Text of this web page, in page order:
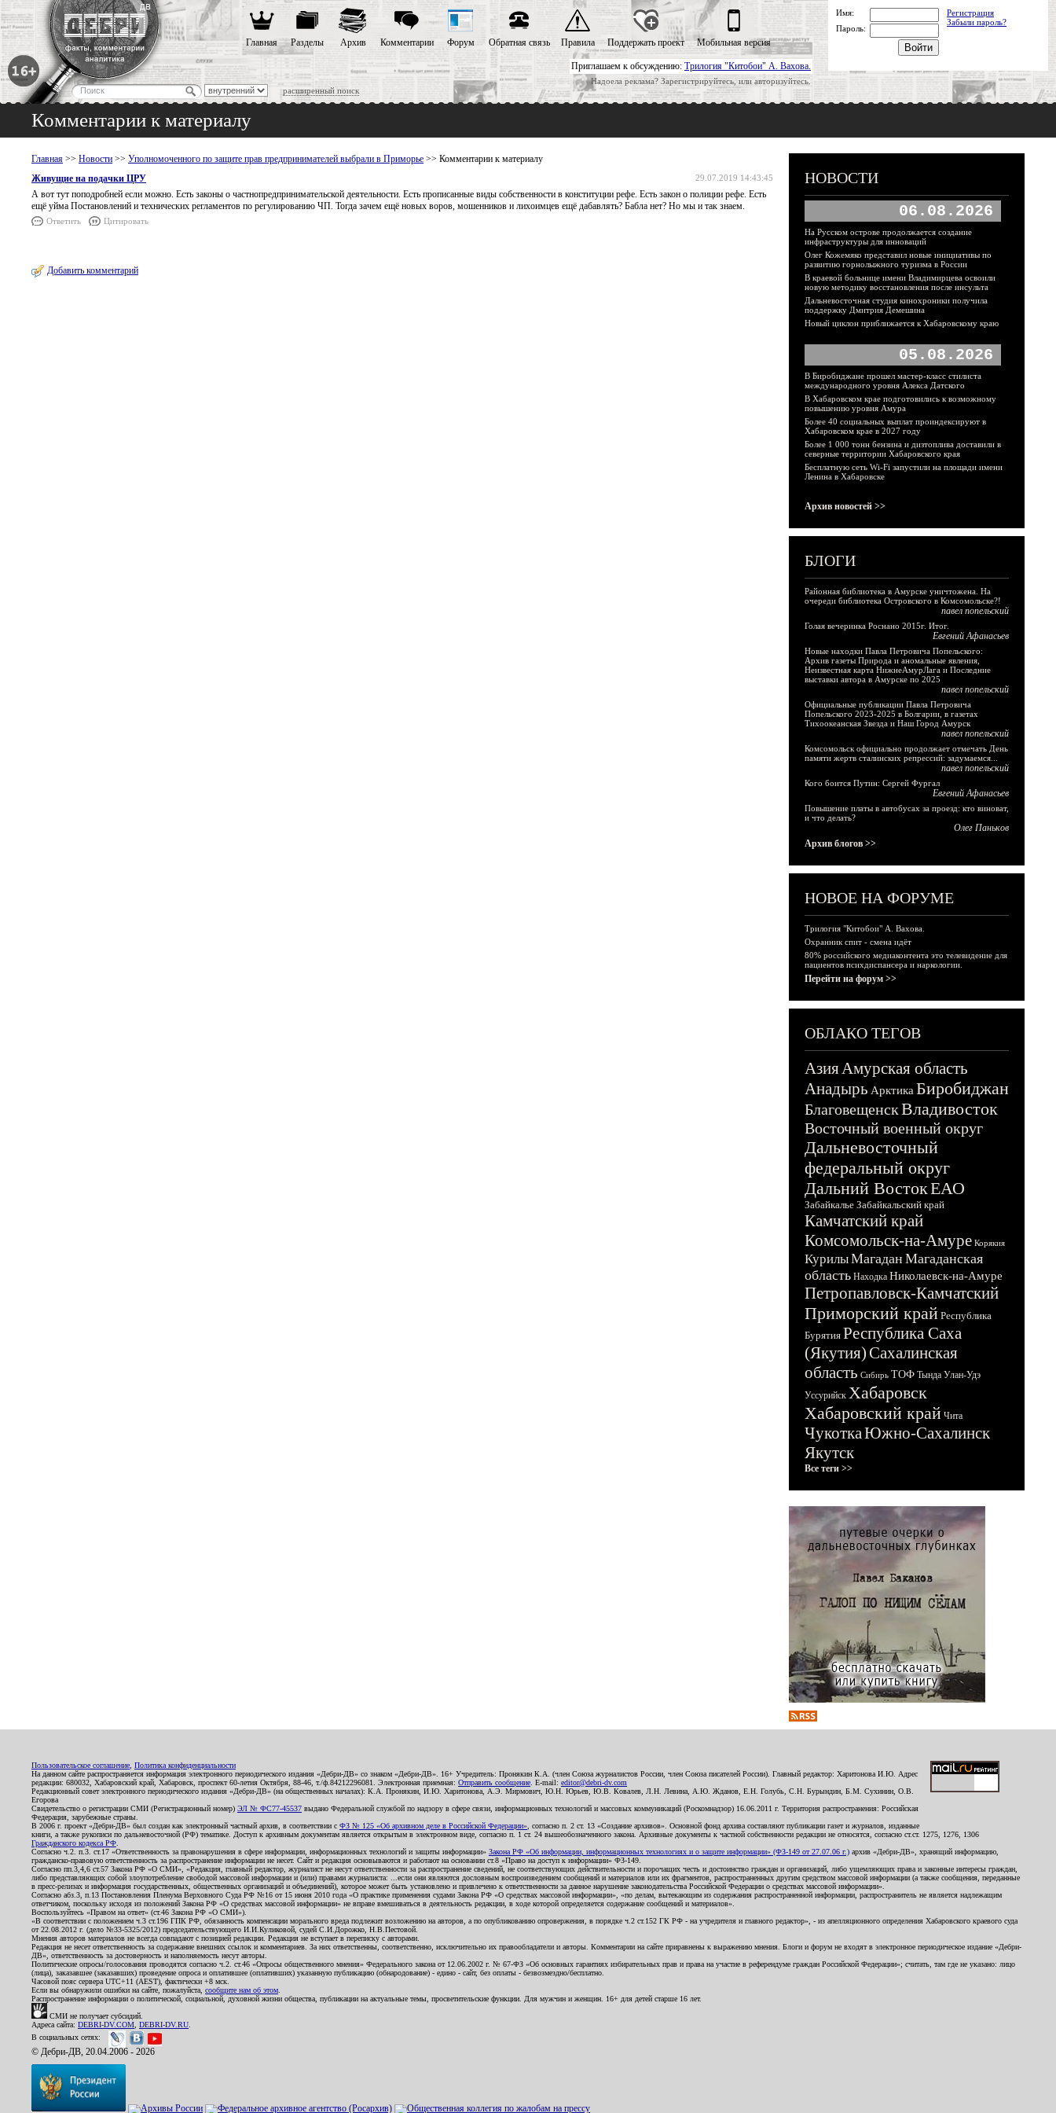
Приглашаем к обсуждению: Трилогия "Китобои" А. Вахова.
Надоела реклама? Зарегистрируйтесь, или авторизуйтесь.
расширенный поиск
Главная Разделы Архив Комментарии Форум Обратная связь Правила Поддержать проект Мобильная версия
Имя:
Регистрация
Забыли пароль?
Пароль:
Комментарии к материалу
Главная >> Новости >> Уполномоченного по защите прав предпринимателей выбрали в Приморье >> Комментарии к материалу
29.07.2019 14:43:45
Живущие на подачки ЦРУ
А вот тут поподробней если можно. Есть законы о частнопредпринимательской деятельности. Есть прописанные виды собственности в конституции рефе. Есть закон о полиции рефе. Есть
ещё уйма Постановлений и технических регламентов по регулированию ЧП. Тогда зачем ещё новых воров, мошенников и лихоимцев ещё дабавлять? Бабла нет? Но мы и так знаем.
Ответить Цитировать
Добавить комментарий
НОВОСТИ
06.08.2026
На Русском острове продолжается создание
инфраструктуры для инноваций
Олег Кожемяко представил новые инициативы по
развитию горнолыжного туризма в России
В краевой больнице имени Владимирцева освоили
новую методику восстановления после инсульта
Дальневосточная студия кинохроники получила
поддержку Дмитрия Демешина
Новый циклон приближается к Хабаровскому краю
05.08.2026
В Биробиджане прошел мастер-класс стилиста
международного уровня Алекса Датского
В Хабаровском крае подготовились к возможному
повышению уровня Амура
Более 40 социальных выплат проиндексируют в
Хабаровском крае в 2027 году
Более 1 000 тонн бензина и дизтоплива доставили в
северные территории Хабаровского края
Бесплатную сеть Wi-Fi запустили на площади имени
Ленина в Хабаровске
Архив новостей >>
БЛОГИ
Районная библиотека в Амурске уничтожена. На
очереди библиотека Островского в Комсомольске?!
павел попельский
Голая вечеринка Роснано 2015г. Итог.
Евгений Афанасьев
Новые находки Павла Петровича Попельского:
Архив газеты Природа и аномальные явления,
Неизвестная карта НижнеАмурЛага и Последние
выставки автора в Амурске по 2025
павел попельский
Официальные публикации Павла Петровича
Попельского 2023-2025 в Болгарии, в газетах
Тихоокеанская Звезда и Наш Город Амурск
павел попельский
Комсомольск официально продолжает отмечать День
памяти жертв сталинских репрессий: задумаемся...
павел попельский
Кого боится Путин: Сергей Фургал
Евгений Афанасьев
Повышение платы в автобусах за проезд: кто виноват,
и что делать?
Олег Паньков
Архив блогов >>
НОВОЕ НА ФОРУМЕ
Трилогия "Китобои" А. Вахова.
Охранник спит - смена идёт
80% российского медиаконтента это телевидение для
пациентов психдиспансера и наркологии.
Перейти на форум >>
ОБЛАКО ТЕГОВ
АзияАмурская область
Анадырь Арктика Биробиджан
БлаговещенскВладивосток
Восточный военный округ
Дальневосточный
федеральный округ
Дальний ВостокЕАО
Забайкалье Забайкальский край
Камчатский край
Комсомольск-на-Амуре Корякия
КурилыМагадан Магаданская
область Находка Николаевск-на-Амуре
Петропавловск-Камчатский
Приморский край Республика
Бурятия Республика Саха
(Якутия)Сахалинская
область Сибирь ТОФ Тында Улан-Удэ
Уссурийск Хабаровск
Хабаровский край Чита
ЧукоткаЮжно-Сахалинск
Якутск
Все теги >>
Пользовательское соглашение Политика конфиденциальности
На данном сайте распространяется информация электронного периодического издания «Дебри-ДВ» со знаком «Дебри-ДВ». 16+ Учредитель: Пронякин К.А. (член Союза журналистов России, член Союза писателей России). Главный редактор: Харитонова И.Ю. Адрес
редакции: 680032, Хабаровский край, Хабаровск, проспект 60-летия Октября, 88-46, т./ф.84212296081. Электронная приемная: Отправить сообщение . E-mail: editor@debri-dv.com
Редакционный совет электронного периодического издания «Дебри-ДВ» (на общественных началах): К.А. Пронякин, И.Ю. Харитонова, А.Э. Мирмович, Ю.Н. Юрьев, Ю.В. Ковалев, Л.Н. Левина, А.Ю. Жданов, Е.Н. Голубь, С.Н. Бурындин, Б.М. Сухинин, О.В.
Егорова
Свидетельство о регистрации СМИ (Регистрационный номер) ЭЛ № ФС77-45537 выдано Федеральной службой по надзору в сфере связи, информационных технологий и массовых коммуникаций (Роскомнадзор) 16.06.2011 г. Территория распространения: Российская
Федерация, зарубежные страны.
В 2006 г. проект «Дебри-ДВ» был создан как электронный частный архив, в соответствии с ФЗ № 125 «Об архивном деле в Российской Федерации» , согласно п. 2 ст. 13 «Создание архивов». Основной фонд архива составляют публикации газет и журналов, изданные
книги, а также рукописи по дальневосточной (РФ) тематике. Доступ к архивным документам является открытым в электронном виде, согласно п. 1 ст. 24 вышеобозначенного закона. Архивные документы к частной собственности редакции не относятся, согласно ст.ст. 1275, 1276, 1306
Гражданского кодекса РФ
Согласно ч.2. п.3. ст.17 «Ответственность за правонарушения в сфере информации, информационных технологий и защиты информации» Закона РФ «Об информации, информационных технологиях и о защите информации» (ФЗ-149 от 27.07.06 г.) архив «Дебри-ДВ», хранящий информацию,
гражданско-правовую ответственность за распространение информации не несет. Сайт и редакция основываются и работают на основании ст.8 «Право на доступ к информации» ФЗ-149.
Согласно пп.3,4,6 ст.57 Закона РФ «О СМИ», «Редакция, главный редактор, журналист не несут ответственности за распространение сведений, не соответствующих действительности и порочащих честь и достоинство граждан и организаций, либо ущемляющих права и законные интересы граждан,
либо представляющих собой злоупотребление свободой массовой информации и (или) правами журналиста: ...если они являются дословным воспроизведением сообщений и материалов или их фрагментов, распространенных другим средством массовой информации (а также сообщения, переданные
в пресс-релизах и информация государственных, общественных организаций и объединений), которое может быть установлено и привлечено к ответственности за данное нарушение законодательства Российской Федерации о средствах массовой информации».
Согласно абз.3, п.13 Постановления Пленума Верховного Суда РФ №16 от 15 июня 2010 года «О практике применения судами Закона РФ «О средствах массовой информации», «по делам, вытекающим из содержания распространенной информации, распространитель не является надлежащим
ответчиком, поскольку исходя из положений Закона РФ «О средствах массовой информации» не вправе вмешиваться в деятельность редакции, в ходе которой определяется содержание сообщений и материалов».
Воспользуйтесь «Правом на ответ» (ст.46 Закона РФ «О СМИ»).
«В соответствии с положением ч.3 ст.196 ГПК РФ, обязанность компенсации морального вреда подлежит возложению на авторов, а по опубликованию опровержения, в порядке ч.2 ст.152 ГК РФ - на учредителя и главного редактор», - из апелляционного определения Хабаровского краевого суда
от 22.08.2012 г. (дело №33-5325/2012) председательствующего И.И.Куликовой, судей С.И.Дорожко, Н.В.Пестовой.
Мнения авторов материалов не всегда совпадают с позицией редакции. Редакция не вступает в переписку с авторами.
Редакция не несет ответственность за содержание внешних ссылок и комментариев. За них ответственны, соответственно, исключительно их правообладатели и авторы. Комментарии на сайте приравнены к выражению мнения. Блоги и форум не входят в электронное периодическое издание «Дебри-
ДВ», ответственность за достоверность и наполняемость несут авторы.
Политические опросы/голосования проводятся согласно ч.2. ст.46 «Опросы общественного мнения» Федерального закона от 12.06.2002 г. № 67-ФЗ «Об основных гарантиях избирательных прав и права на участие в референдуме граждан Российской Федерации»; считать, там где не указано: лицо
(лица), заказавшее (заказавших) проведение опроса и оплатившее (оплативших) указанную публикацию (обнародование) - едино - сайт, без оплаты - безвозмездно/бесплатно.
Часовой пояс сервера UTC+11 (AEST), фактически +8 мск.
Если вы обнаружили ошибки на сайте, пожалуйста, сообщите нам об этом
Распространение информации о политической, социальной, духовной жизни общества, публикации на актуальные темы, просветительские функции. Для мужчин и женщин. 16+ для детей старше 16 лет.
СМИ не получает субсидий.
Адреса сайта: DEBRI-DV.COM DEBRI-DV.RU
В социальных сетях:
© Дебри-ДВ, 20.04.2006 - 2026